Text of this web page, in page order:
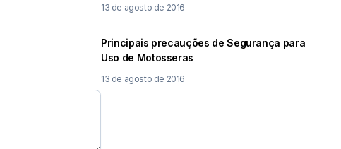
13 de agosto de 2016
Principais precauções de Segurança para
Uso de Motosseras
13 de agosto de 2016